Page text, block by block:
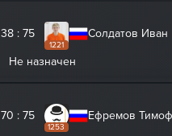
38 : 75
1221
Солдатов Иван
Не назначен
70 : 75
1253
Ефремов